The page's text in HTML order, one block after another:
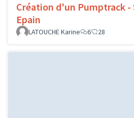
Création d'un Pumptrack -
Epain
LATOUCHE Karine
6 28